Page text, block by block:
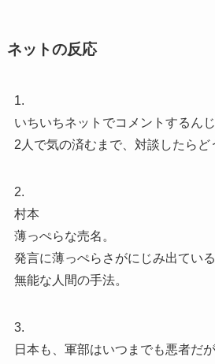
ネットの反応
1.
いちいちネットでコメントするんじ
2人で気の済むまで、対談したらど
2.
村本
薄っぺらな売名。
発言に薄っぺらさがにじみ出ている
無能な人間の手法。
3.
日本も、軍部はいつまでも悪者だ